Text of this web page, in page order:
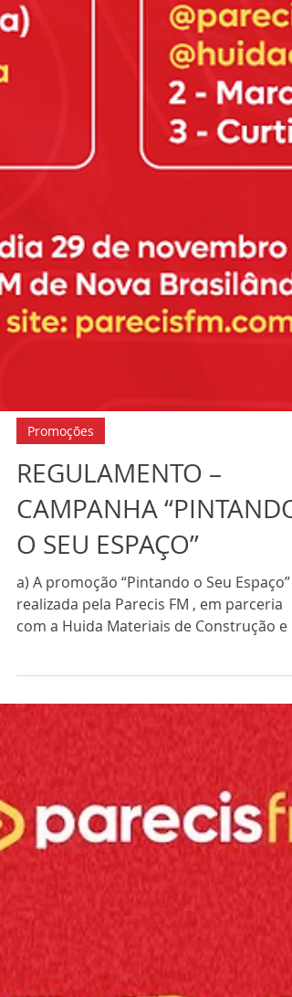
REGULAMENTO –
CAMPANHA “PINTANDO
O SEU ESPAÇO”
a) A promoção “Pintando o Seu Espaço” é
realizada pela Parecis FM , em parceria
com a Huida Materiais de Construção e a
Construtora Huida . b) O período de
participação é de 3 a 29 de novembro de
2025 . c) O sorteio final será realizado no
dia 29 de novembro de 2025, às 11h30 ,
vivo, durante a programação da Parecis
FM. d) Para participar, o interessado
Seguir os perfis no Instagram
@parecisfm88 , @huidamateriais e
@construtorahuida ; Marcar dois amigos
nos come